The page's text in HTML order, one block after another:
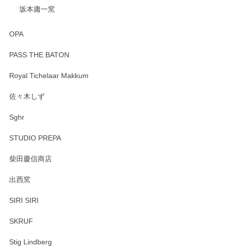
坂本庸一窯
OPA
PASS THE BATON
Royal Tichelaar Makkum
佐々木しず
Sghr
STUDIO PREPA
柴田慶信商店
出西窯
SIRI SIRI
SKRUF
Stig Lindberg